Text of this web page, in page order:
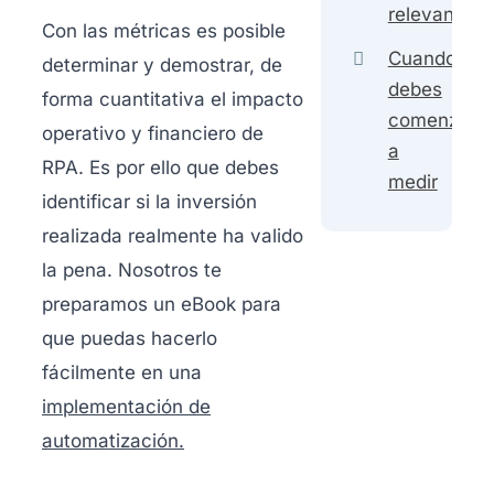
Con las métricas es posible
determinar y demostrar, de
forma cuantitativa el impacto
operativo y financiero de
RPA. Es por ello que debes
identificar si la inversión
realizada realmente ha valido
la pena. Nosotros te
preparamos un eBook para
que puedas hacerlo
fácilmente en una
implementación de
automatización.
relevantes
Cuando
debes
comenzar
a
medir